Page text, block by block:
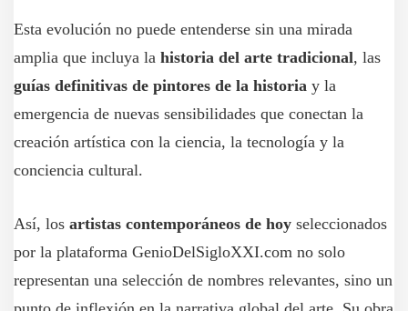
Esta evolución no puede entenderse sin una mirada
amplia que incluya la historia del arte tradicional, las
guías definitivas de pintores de la historia y la
emergencia de nuevas sensibilidades que conectan la
creación artística con la ciencia, la tecnología y la
conciencia cultural.
Así, los artistas contemporáneos de hoy seleccionados
por la plataforma GenioDelSigloXXI.com no solo
representan una selección de nombres relevantes, sino un